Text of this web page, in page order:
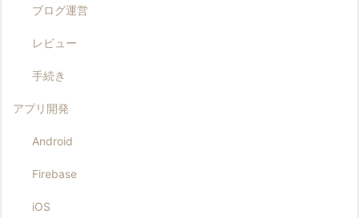
ブログ運営
レビュー
手続き
アプリ開発
Android
Firebase
iOS